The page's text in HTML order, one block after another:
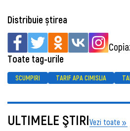
Distribuie știrea
Toate tag-urile
SCUMPIRI TARIF APA CIMISLIA
ULTIMELE ŞTIRIVezi toate